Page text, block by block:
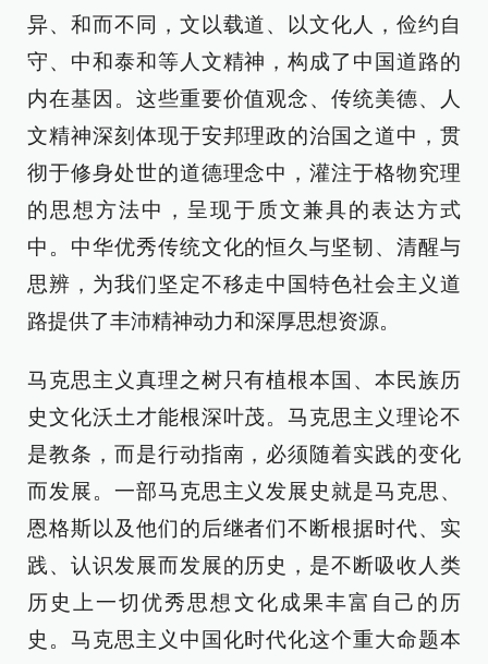
异、和而不同，文以载道、以文化人，俭约自
守、中和泰和等人文精神，构成了中国道路的
内在基因。这些重要价值观念、传统美德、人
文精神深刻体现于安邦理政的治国之道中，贯
彻于修身处世的道德理念中，灌注于格物究理
的思想方法中，呈现于质文兼具的表达方式
中。中华优秀传统文化的恒久与坚韧、清醒与
思辨，为我们坚定不移走中国特色社会主义道
路提供了丰沛精神动力和深厚思想资源。
马克思主义真理之树只有植根本国、本民族历
史文化沃土才能根深叶茂。马克思主义理论不
是教条，而是行动指南，必须随着实践的变化
而发展。一部马克思主义发展史就是马克思、
恩格斯以及他们的后继者们不断根据时代、实
践、认识发展而发展的历史，是不断吸收人类
历史上一切优秀思想文化成果丰富自己的历
史。马克思主义中国化时代化这个重大命题本